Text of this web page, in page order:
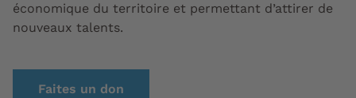
économique du territoire et permettant d’attirer de
nouveaux talents.
Faites un don